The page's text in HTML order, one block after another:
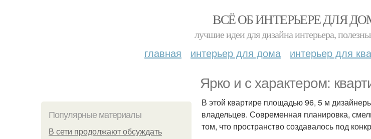
ВСЁ ОБ ИНТЕРЬЕРЕ ДЛЯ
лучшие идеи для дизайна интерьера,
главная интерьер для дома интерьер для
Ярко и с характером:
Популярные материалы
В сети продолжают обсуждать
В этой квартире площадью 96, 5 м
владельцев. Современная планировка,
том, что пространство создавалось под